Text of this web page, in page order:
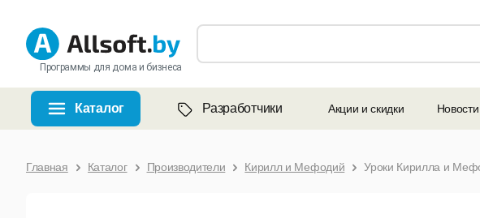
Программы для дома и бизнеса
Каталог Разработчики Акции и скидки Новости
Главная Каталог Производители Кирилл и Мефодий Уроки Кирилла и